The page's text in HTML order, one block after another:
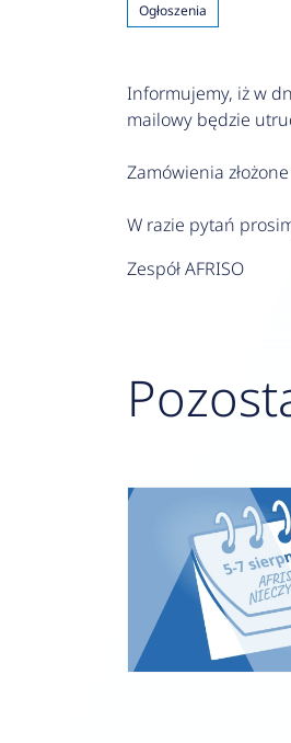
Ogłoszenia
Informujemy, iż w
mailowy będzie
Zamówienia
W razie pytań
Zespół AFRISO